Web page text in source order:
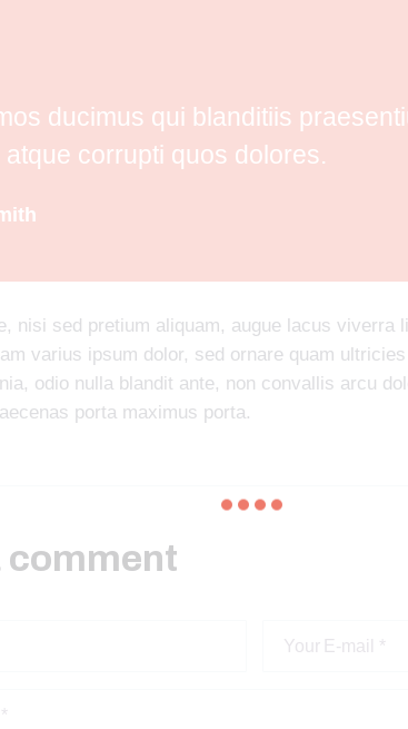
ducimus qui blanditiis
atque corrupti quos dolores.
nisi sed pretium aliquam, augue lacus viverra
varius ipsum dolor, sed ornare quam
odio nulla blandit ante, non convallis arcu
porta maximus porta.
comment